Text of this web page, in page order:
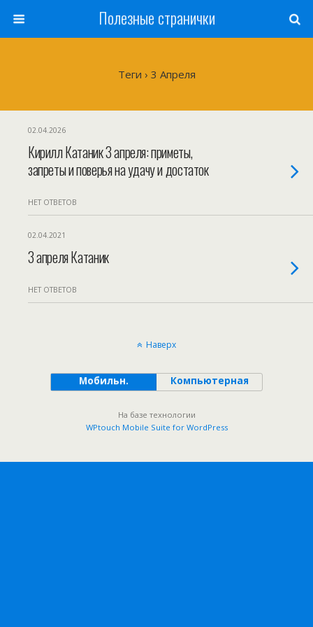
Полезные странички
Теги › 3 Апреля
02.04.2026
Кирилл Катаник 3 апреля: приметы,
запреты и поверья на удачу и достаток
НЕТ ОТВЕТОВ
02.04.2021
3 апреля Катаник
НЕТ ОТВЕТОВ
Наверх
Мобильн. Компьютерная
На базе технологии
WPtouch Mobile Suite for WordPress